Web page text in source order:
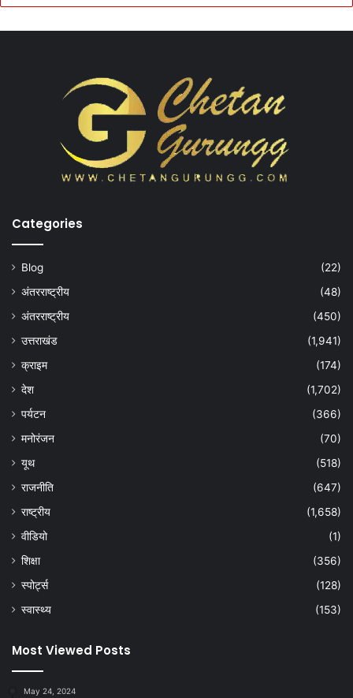
Categories
Blog
(22)
अंतरराष्ट्रीय
(48)
अंतरराष्ट्रीय
(450)
उत्तराखंड
(1,941)
क्राइम
(174)
देश
(1,702)
पर्यटन
(366)
मनोरंजन
(70)
यूथ
(518)
राजनीति
(647)
राष्ट्रीय
(1,658)
वीडियो
(1)
शिक्षा
(356)
स्पोर्ट्स
(128)
स्वास्थ्य
(153)
Most Viewed Posts
May 24, 2024